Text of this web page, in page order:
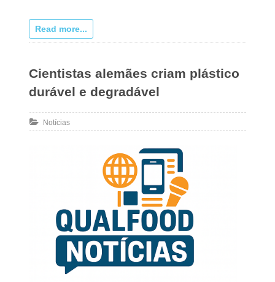
Read more...
Cientistas alemães criam plástico
durável e degradável
Notícias